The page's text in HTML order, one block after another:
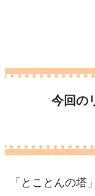
今回の
「とことんの塔